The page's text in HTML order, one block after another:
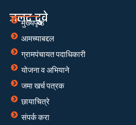
जलद दुवे
मुख्यपृष्ठ
आमच्याबद्दल
ग्रामपंचायत पदाधिकारी
योजना व अभियाने
जमा खर्च पत्रक
छायाचित्रे
संपर्क करा